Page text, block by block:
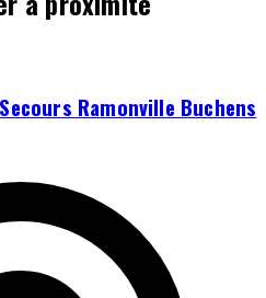
Ramonville Buchens